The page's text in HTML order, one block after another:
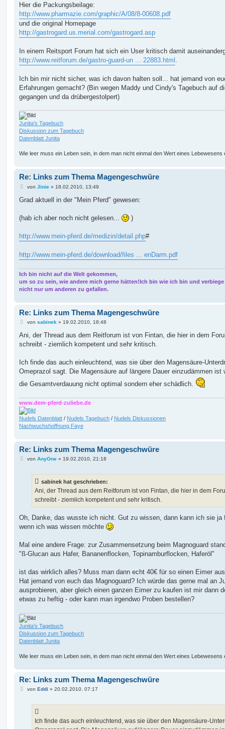
Hier die Packungsbeilage:
http://www.pharmazie.com/graphic/A/08/8-00608.pdf
und die original Homepage
http://gastrogard.us.merial.com/gastrogard.asp
In einem Reitsport Forum hat sich ein User kritisch damit
http://www.reitforum.de/gastro-guard-un ... 22883.html
Ich bin mir nicht sicher, was ich davon halten soll... hat jemand von
Erfahrungen gemacht? (Bin wegen Maddy und Cindy's Tagebuch auf
gegangen und da drübergestolpert)
Junita's Tagebuch
Diskussion zum Tagebuch
Datenblatt Junita
Wie leer muss ein Leben sein, in dem man nicht einmal den Wert eines Lebewesens
Re: Links zum Thema Magengeschwüre
B
i
a
von Jinie» 18.02.2010, 13:49
Grad aktuell in der "Mein Pferd" gewesen:
(hab ich aber noch nicht gelesen... )
http://www.mein-pferd.de/medizin/detail.php#
http://www.mein-pferd.de/download/files ... enDarm.pdf
Ich bin nicht auf die Welt gekommen,
um so zu sein, wie andere mich gerne hätten!Ich bin wie ich bin und
nicht nur um anderen zu gefallen.
Re: Links zum Thema Magengeschwüre
B
i
r
von sabinek» 19.02.2010, 18:48
Ani, der Thread aus dem Reitforum ist von Fintan, die hier in dem
schreibt - ziemlich kompetent und sehr kritisch.
Ich finde das auch einleuchtend, was sie über den Magensäure-
Omeprazol sagt. Die Magensäure auf längere Dauer einzudämmen ist
die Gesamtverdauung nicht optimal sondern eher schädlich.
www.dem-pferd-zuliebe.de
Nudels Datenblatt / Nudels Tagebuch / Nudels Diskussionen
Nachwuchshoffnung Faye
Re: Links zum Thema Magengeschwüre
Bvon AnyOne» 19.02.2010, 21:18
sabinek hat geschrieben:
Ani, der Thread aus dem Reitforum ist von Fintan, die hier in dem
schreibt - ziemlich kompetent und sehr kritisch.
Oh, Danke, das wusste ich nicht. Gut zu wissen, dann kann ich sie ja
wenn ich was wissen möchte
Mal eine andere Frage: zur Zusammensetzung beim Magnoguard
"ß-Glucan aus Hafer, Bananenflocken, Topinamburflocken, Haferöl"
ist das wirklich alles? Muss man dann echt 40€ für so einen Eimer
Hat jemand von euch das Magnoguard? Ich würde das gerne mal an
ausprobieren, aber gleich einen ganzen Eimer zu kaufen ist mir dann
etwas zu heftig - oder kann man irgendwo Proben bestellen?
Junita's Tagebuch
Diskussion zum Tagebuch
Datenblatt Junita
Wie leer muss ein Leben sein, in dem man nicht einmal den Wert eines Lebewesens
Re: Links zum Thema Magengeschwüre
Bvon Eddi » 20.02.2010, 07:17
Ich finde das auch einleuchtend, was sie über den Magensäure-